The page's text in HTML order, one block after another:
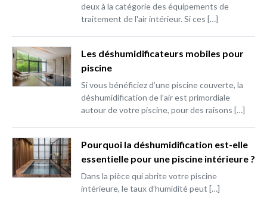
deux à la catégorie des équipements de
traitement de l'air intérieur. Si ces […]
Les déshumidificateurs mobiles pour
piscine
Si vous bénéficiez d’une piscine couverte, la
déshumidification de l’air est primordiale
autour de votre piscine, pour des raisons […]
Pourquoi la déshumidification est-elle
essentielle pour une piscine intérieure ?
Dans la pièce qui abrite votre piscine
intérieure, le taux d’humidité peut […]